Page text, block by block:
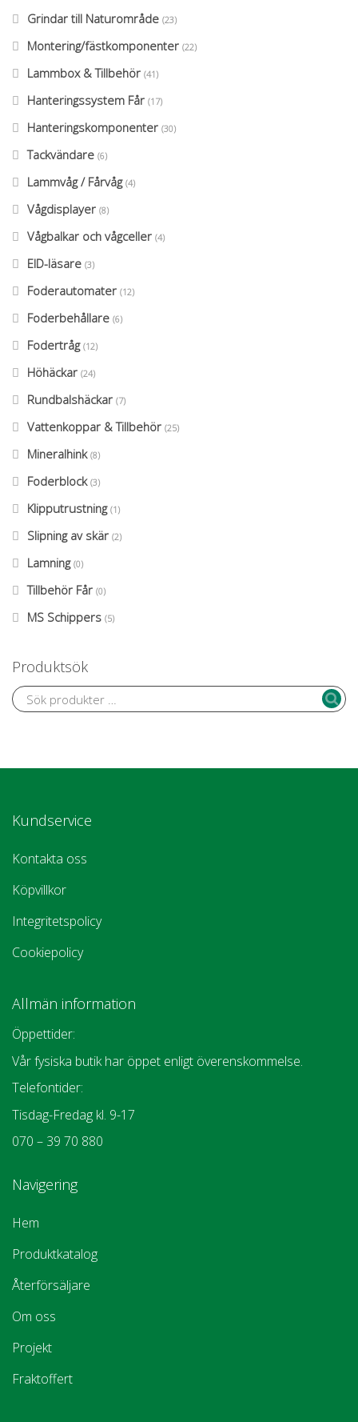
Grindar till Naturområde (23)
Montering/fästkomponenter (22)
Lammbox & Tillbehör (41)
Hanteringssystem Får (17)
Hanteringskomponenter (30)
Tackvändare (6)
Lammvåg / Fårvåg (4)
Vågdisplayer (8)
Vågbalkar och vågceller (4)
EID-läsare (3)
Foderautomater (12)
Foderbehållare (6)
Fodertråg (12)
Höhäckar (24)
Rundbalshäckar (7)
Vattenkoppar & Tillbehör (25)
Mineralhink (8)
Foderblock (3)
Klipputrustning (1)
Slipning av skär (2)
Lamning (0)
Tillbehör Får (0)
MS Schippers (5)
Produktsök
Kundservice
Kontakta oss
Köpvillkor
Integritetspolicy
Cookiepolicy
Allmän information
Öppettider:
Vår fysiska butik har öppet enligt överenskommelse.
Telefontider:
Tisdag-Fredag kl. 9-17
070 – 39 70 880
Navigering
Hem
Produktkatalog
Återförsäljare
Om oss
Projekt
Fraktoffert